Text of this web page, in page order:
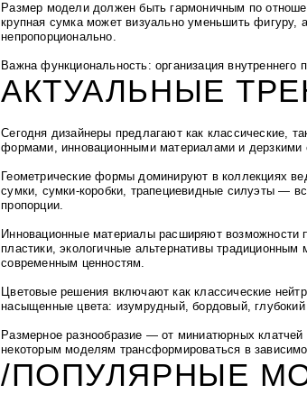
Размер модели должен быть гармоничным по
крупная сумка может визуально уменьшить
непропорционально.
Важна функциональность: организация
АКТУАЛЬНЫЕ
Сегодня дизайнеры предлагают как классические,
формами, инновационными материалами и дерзкими
Геометрические формы доминируют в коллекциях
сумки, сумки-коробки, трапециевидные силуэты —
пропорции.
Инновационные материалы расширяют возможности
пластики, экологичные альтернативы
современным ценностям.
Цветовые решения включают как классические
насыщенные цвета: изумрудный, бордовый, глубокий
Размерное разнообразие — от миниатюрных
некоторым моделям трансформироваться в
/ПОПУЛЯРНЫЕ